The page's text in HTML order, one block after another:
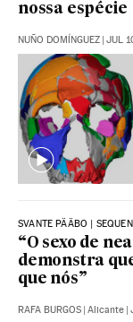
nossa espécie
NUÑO DOMÍNGUEZ | JUL
SVANTE PÄÄBO |
“O sexo de
demonstra
que nós”
RAFA BURGOS | Alicante |